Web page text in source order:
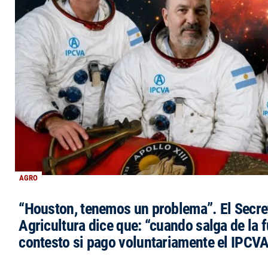
AGRO
“Houston, tenemos un problema”. El
Agricultura dice que: “cuando salga de la
contesto si pago voluntariamente el